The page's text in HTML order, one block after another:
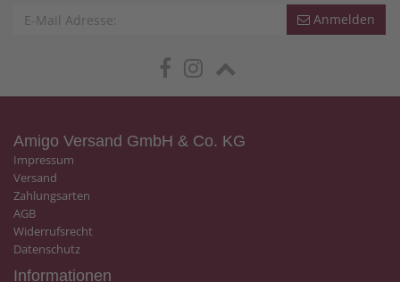
Anmelden
Amigo Versand GmbH & Co. KG
Impressum
Versand
Zahlungsarten
AGB
Widerrufsrecht
Datenschutz
Informationen